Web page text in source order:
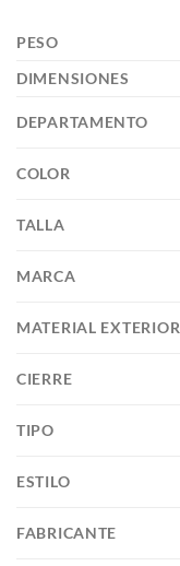
PESO
DIMENSIONES
DEPARTAMENTO
COLOR
TALLA
MARCA
MATERIAL EXTERIOR
CIERRE
TIPO
ESTILO
FABRICANTE